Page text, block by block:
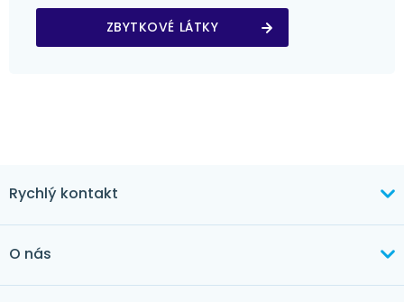
ZBYTKOVÉ LÁTKY
Rychlý kontakt
O nás